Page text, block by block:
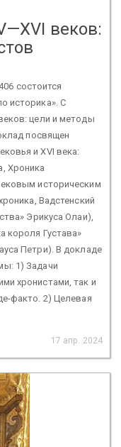
веков:
состоится
историка». С
цели и методы
посвящен
и XVI века:
Хроника
историческим
Вадстенский
Эрикуса Олаи),
короля Густава»
Петри). В докладе
1) Задачи
хронистами, так и
факто. 2) Целевая
17 апр. 2024